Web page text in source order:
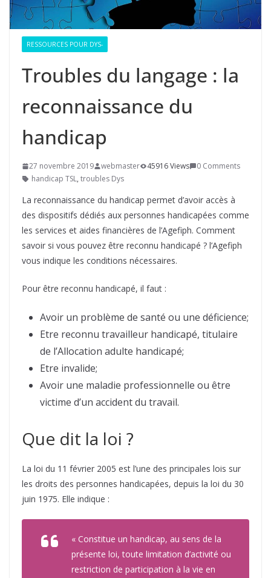
RESSOURCES POUR DYS-
Troubles du langage : la
reconnaissance du
handicap
27 novembre 2019 webmaster 45916 Views
0 Comments
handicap TSL, troubles Dys
La reconnaissance du handicap permet d’avoir accès à
des dispositifs dédiés aux personnes handicapées comme
les services et aides financières de l’Agefiph. Comment
savoir si vous pouvez être reconnu handicapé ? l’Agefiph
vous indique les conditions nécessaires.
Pour être reconnu handicapé, il faut :
Avoir un problème de santé ou une déficience;
Etre reconnu travailleur handicapé, titulaire
de l’Allocation adulte handicapé;
Etre invalide;
Avoir une maladie professionnelle ou être
victime d’un accident du travail.
Que dit la loi ?
La loi du 11 février 2005 est l’une des principales lois sur
les droits des personnes handicapées, depuis la loi du 30
juin 1975. Elle indique :
« Constitue un handicap, au sens de la
présente loi, toute limitation d’activité ou
restriction de participation à la vie en